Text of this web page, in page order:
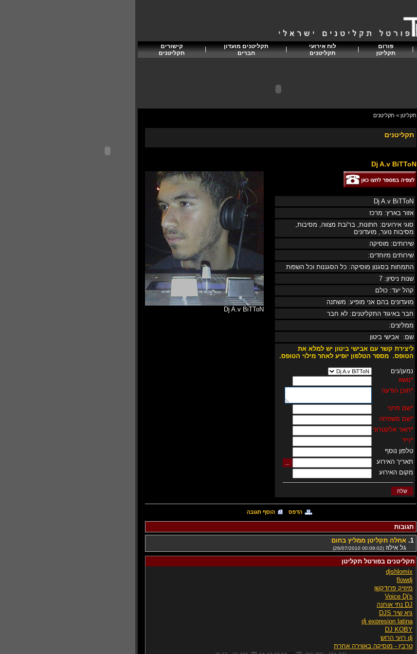
פורום
תקליטן
לוח אירועי
תקליטנים
תקליטנים מועדון
חברים
קישורים
תקליטנים
תקליטן > תקליטנים
תקליטנים
Dj A.v BiTToN
Dj A.v BiTToN
Dj A.v BiTToN
אזור בארץ: מרכז
סוגי אירועים: חתונות, בר/בת מצווה, מסיבות,
מסיבות נוער, מועדונים
שירותים: מוסיקה
שירותים מיוחדים:
התמחות בסגנון מוסיקה: כל הסגננות וכל השפות
שנות ניסיון: 7
קהל יעד: כולם
מועדונים בהם אני מופיע: משתנה
חבר באיגוד התקליטנים: לא חבר
ממליצים:
שם: אבישי ביטון
ליצירת קשר עם אבישי ביטון יש למלא את
הטופס. מספר הטלפון יופיע לאחר מילוי הטופס.
נמען/נים
*נושא
*תוכן הודעה
*שם פרטי
*שם משפחה
*דואר אלקטרוני
*נייד
טלפון נוסף
תאריך האירוע
מקום האירוע
הדפס הוסף תגובה
תגובות
1. אחלה תקליטן ממליץ בחום
גל אילוז (26/07/2010 00:09:02)
תקליטנים בפורטל תקליטן
djshlomix
flowdj
מיוזיק פרודקשן
Voice Dj's
DJ נתי אוחנה
גיא שיר DJS
dj expresion latina
DJ KOBY
dj רועי הרוש
טרבין - מוסיקה באווירה אחרת